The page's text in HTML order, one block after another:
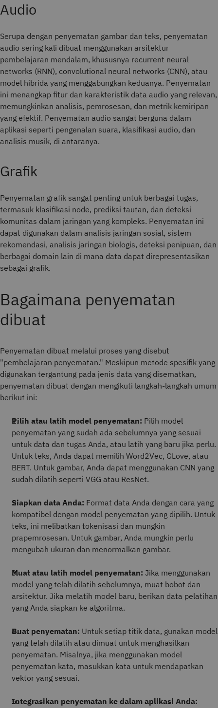
Audio
Serupa dengan penyematan gambar dan teks, penyematan
audio sering kali dibuat menggunakan arsitektur
pembelajaran mendalam, khususnya recurrent neural
networks (RNN), convolutional neural networks (CNN), atau
model hibrida yang menggabungkan keduanya. Penyematan
ini menangkap fitur dan karakteristik data audio yang relevan,
memungkinkan analisis, pemrosesan, dan metrik kemiripan
yang efektif. Penyematan audio sangat berguna dalam
aplikasi seperti pengenalan suara, klasifikasi audio, dan
analisis musik, di antaranya.
Grafik
Penyematan grafik sangat penting untuk berbagai tugas,
termasuk klasifikasi node, prediksi tautan, dan deteksi
komunitas dalam jaringan yang kompleks. Penyematan ini
dapat digunakan dalam analisis jaringan sosial, sistem
rekomendasi, analisis jaringan biologis, deteksi penipuan, dan
berbagai domain lain di mana data dapat direpresentasikan
sebagai grafik.
Bagaimana penyematan
dibuat
Penyematan dibuat melalui proses yang disebut
"pembelajaran penyematan." Meskipun metode spesifik yang
digunakan tergantung pada jenis data yang disematkan,
penyematan dibuat dengan mengikuti langkah-langkah umum
berikut ini:
Pilih atau latih model penyematan: Pilih model
penyematan yang sudah ada sebelumnya yang sesuai
untuk data dan tugas Anda, atau latih yang baru jika perlu.
Untuk teks, Anda dapat memilih Word2Vec, GLove, atau
BERT. Untuk gambar, Anda dapat menggunakan CNN yang
sudah dilatih seperti VGG atau ResNet.
Siapkan data Anda: Format data Anda dengan cara yang
kompatibel dengan model penyematan yang dipilih. Untuk
teks, ini melibatkan tokenisasi dan mungkin
prapemrosesan. Untuk gambar, Anda mungkin perlu
mengubah ukuran dan menormalkan gambar.
Muat atau latih model penyematan: Jika menggunakan
model yang telah dilatih sebelumnya, muat bobot dan
arsitektur. Jika melatih model baru, berikan data pelatihan
yang Anda siapkan ke algoritma.
Buat penyematan: Untuk setiap titik data, gunakan model
yang telah dilatih atau dimuat untuk menghasilkan
penyematan. Misalnya, jika menggunakan model
penyematan kata, masukkan kata untuk mendapatkan
vektor yang sesuai.
Integrasikan penyematan ke dalam aplikasi Anda: